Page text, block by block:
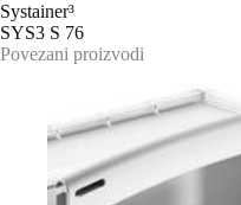
Systainer³
SYS3 S 76
Povezani proizvodi